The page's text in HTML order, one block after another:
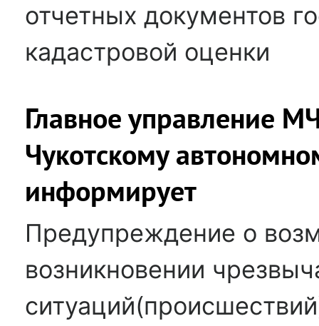
отчетных документов
кадастровой оценки
Главное управление
Чукотскому
информирует
Предупреждение о
возникновении